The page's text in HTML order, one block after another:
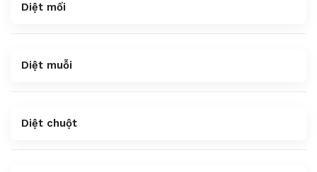
Diệt mối
Diệt muỗi
Diệt chuột